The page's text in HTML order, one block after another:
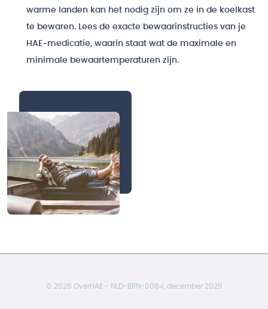
warme landen kan het nodig zijn om ze in de koelkast
te bewaren. Lees de exacte bewaarinstructies van je
HAE-medicatie, waarin staat wat de maximale en
minimale bewaartemperaturen zijn.
© 2026 OverHAE - NLD-BRN-0084, december 2025